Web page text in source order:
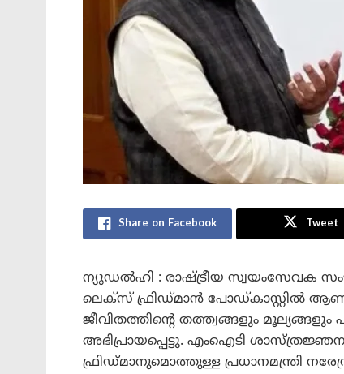
Share on Facebook Tweet
ന്യൂഡൽഹി : രാഷ്ട്രീയ സ്വയംസേവക
ലെക്സ് ഫ്രിഡ്മാൻ പോഡ്‌കാസ്റ്റിൽ
ജീവിതത്തിന്റെ തത്ത്വങ്ങളും
അഭിപ്രായപ്പെട്ടു. എംഐടി
ഫ്രിഡ്മാനുമൊത്തുള്ള പ്രധാനമന്ത്രി